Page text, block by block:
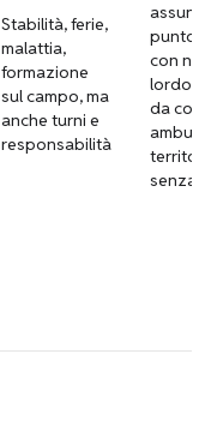
Stabilità, ferie,
malattia,
formazione
sul campo, ma
anche turni e
responsabilità
punto
con
lordo
da
senza